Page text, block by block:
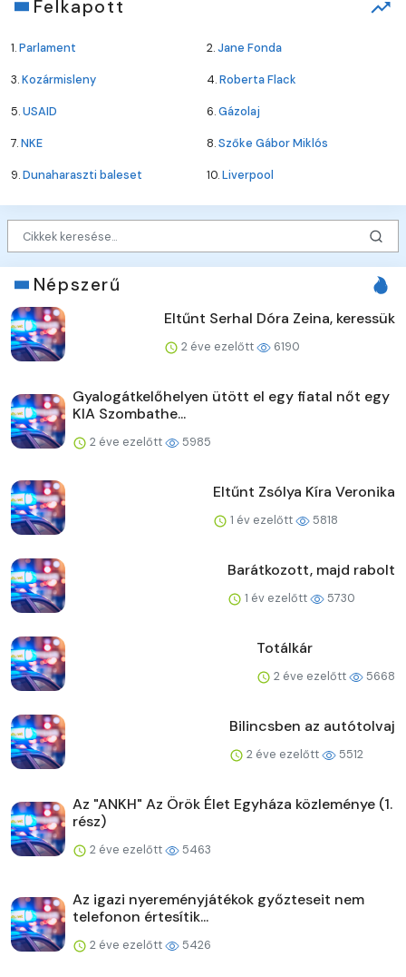
Felkapott
1.Parlament 2.Jane Fonda
3.Kozármisleny 4.Roberta Flack
5.USAID 6.Gázolaj
7.NKE 8.Szőke Gábor Miklós
9.Dunaharaszti baleset 10.Liverpool
Népszerű
Eltűnt Serhal Dóra Zeina, keressük
2 éve ezelőtt 6190
Gyalogátkelőhelyen ütött el egy fiatal nőt egy
KIA Szombathe...
2 éve ezelőtt 5985
Eltűnt Zsólya Kíra Veronika
1 év ezelőtt 5818
Barátkozott, majd rabolt
1 év ezelőtt 5730
Totálkár
2 éve ezelőtt 5668
Bilincsben az autótolvaj
2 éve ezelőtt 5512
Az "ANKH" Az Örök Élet Egyháza közleménye (1.
rész)
2 éve ezelőtt 5463
Az igazi nyereményjátékok győzteseit nem
telefonon értesítik...
2 éve ezelőtt 5426